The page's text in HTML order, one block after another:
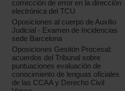
corrección de error en la dirección
electrónica del TCU
Oposiciones al cuerpo de Auxilio
Judicial - Examen de Incidencias
sede Barcelona
Oposiciones Gestión Procesal:
acuerdos del Tribunal sobre
puntuaciones evaluación de
conocimiento de lenguas oficiales
de las CCAA y Derecho Civil